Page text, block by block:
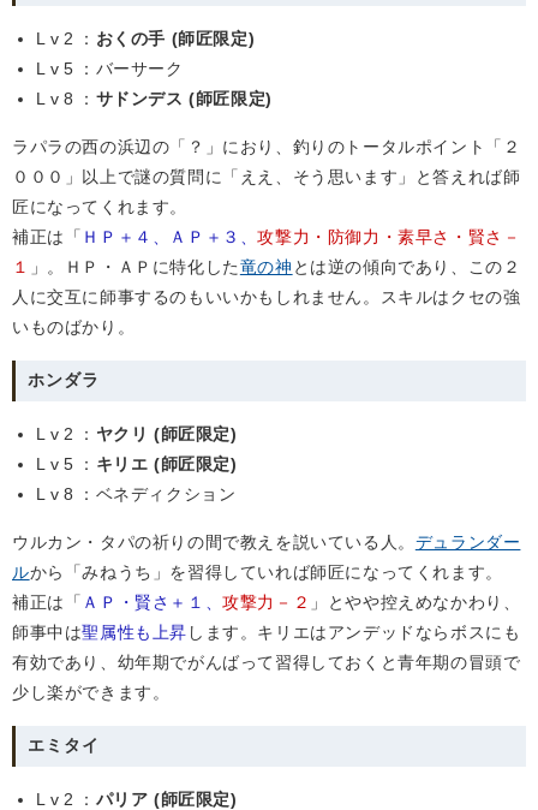
Lv2 ： おくの手 (師匠限定)
Lv5
：バーサーク
Lv8
： サドンデス (師匠限定)
ラパラの西の浜辺の「？」におり、釣りのトータルポイント「２
０００」以上で謎の質問に「ええ、そう思います」と答えれば師
匠になってくれます。
補正は「 ＨＰ＋４、ＡＰ＋３、攻撃力・防御力・素早さ・賢さ－
１
」。ＨＰ・ＡＰに特化した竜の神 とは逆の傾向であり、この２
人に交互に師事するのもいいかもしれません。スキルはクセの強
いものばかり。
ホンダラ
Lv2 ： ヤクリ (師匠限定)
Lv5
： キリエ (師匠限定)
Lv8
：ベネディクション
ウルカン・タパの祈りの間で教えを説いている人。 デュランダー
ルから「みねうち」を習得していれば師匠になってくれます。
補正は「 ＡＰ・賢さ＋１、攻撃力－２ 」とやや控えめなかわり、
師事中は聖属性も上昇 します。キリエはアンデッドならボスにも
有効であり、幼年期でがんばって習得しておくと青年期の冒頭で
少し楽ができます。
エミタイ
Lv2 ： パリア (師匠限定)